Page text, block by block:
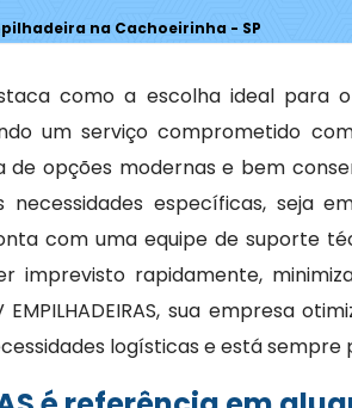
na Cachoeirinha - SP
como a escolha ideal para o
um serviço comprometido
opções modernas e bem
necessidades específicas, seja
com uma equipe de suporte
imprevisto rapidamente,
sua empresa
logísticas e está